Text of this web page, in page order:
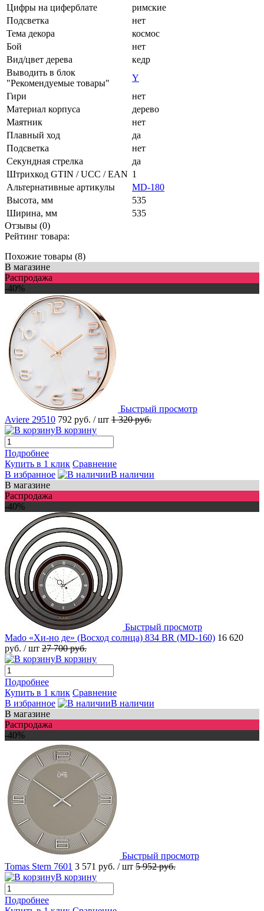
Цифры на циферблате
римские
Подсветка
нет
Тема декора
космос
Бой
нет
Вид/цвет дерева
кедр
Выводить в блок
"Рекомендуемые товары"
Y
Гири
нет
Материал корпуса
дерево
Маятник
нет
Плавный ход
да
Подсветка
нет
Секундная стрелка
да
Штрихкод GTIN / UCC / EAN 1
Альтернативные артикулы
MD-180
Высота, мм
535
Ширина, мм
535
Отзывы (0)
Рейтинг товара:
Похожие товары (8)
В магазине
Распродажа
-40%
Быстрый просмотр
Aviere 29510 792 руб. / шт 1 320 руб.
В корзину
Подробнее
Купить в 1 клик Сравнение
В избранное
В наличии
В магазине
Распродажа
-40%
Быстрый просмотр
Mado «Хи-но де» (Восход солнца) 834 BR (MD-160) 16 620
руб. / шт 27 700 руб.
В корзину
Подробнее
Купить в 1 клик Сравнение
В избранное
В наличии
В магазине
Распродажа
-40%
Быстрый просмотр
Tomas Stern 7601 3 571 руб. / шт 5 952 руб.
В корзину
Подробнее